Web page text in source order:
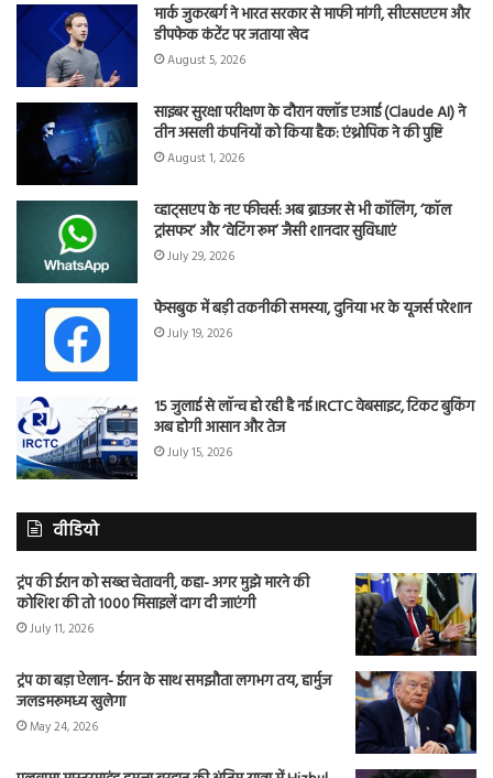
मार्क जुकरबर्ग ने भारत सरकार से माफी मांगी, सीएसएएम और
डीपफेक कंटेंट पर जताया खेद
August 5, 2026
साइबर सुरक्षा परीक्षण के दौरान क्लॉड एआई (Claude AI) ने
तीन असली कंपनियों को किया हैक: एंथ्रोपिक ने की पुष्टि
August 1, 2026
व्हाट्सएप के नए फीचर्स: अब ब्राउजर से भी कॉलिंग, ‘कॉल
ट्रांसफर’ और ‘वेटिंग रूम’ जैसी शानदार सुविधाएं
July 29, 2026
फेसबुक में बड़ी तकनीकी समस्या, दुनिया भर के यूजर्स परेशान
July 19, 2026
15 जुलाई से लॉन्च हो रही है नई IRCTC वेबसाइट, टिकट बुकिंग
अब होगी आसान और तेज
July 15, 2026
वीडियो
ट्रंप की ईरान को सख्त चेतावनी, कहा- अगर मुझे मारने की
कोशिश की तो 1000 मिसाइलें दाग दी जाएंगी
July 11, 2026
ट्रंप का बड़ा ऐलान- ईरान के साथ समझौता लगभग तय, हार्मुज
जलडमरूमध्य खुलेगा
May 24, 2026